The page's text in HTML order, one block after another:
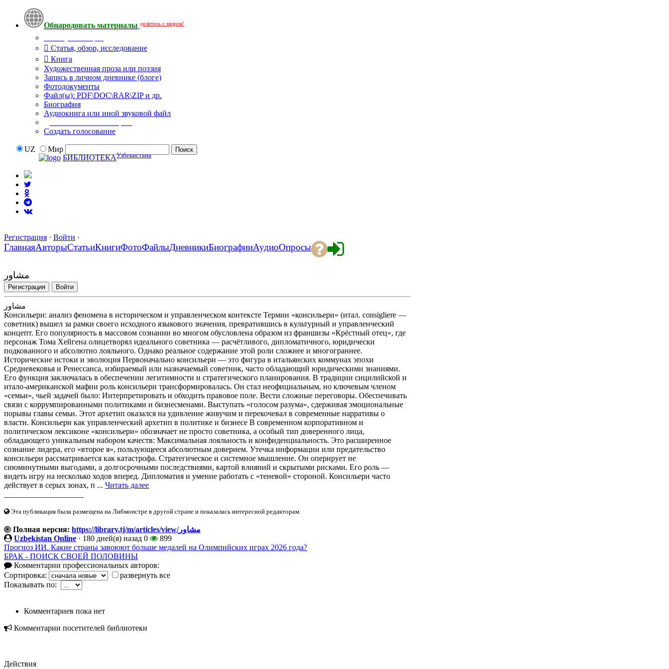
Обнародовать материалы делитесь с миром!
Статья, обзор, исследование
Книга
Художественная проза или поэзия
Запись в личном дневнике (блоге)
Фотодокументы
Файл(ы): PDF\DOC\RAR\ZIP и др.
Биография
Аудиокнига или иной звуковой файл
Создать голосование
UZ
Мир
БИБЛИОТЕКАУзбекистана
Регистрация · Войти ·
ГлавнаяАвторыСтатьиКнигиФотоФайлыДневникиБиографииАудиоОпросы
مشاور
Регистрация Войти
مشاور
Консильери: анализ феномена в историческом и управленческом контексте Термин «консильери» (итал. consigliere —
советник) вышел за рамки своего исходного языкового значения, превратившись в культурный и управленческий
концепт. Его популярность в массовом сознании во многом обусловлена образом из франшизы «Крёстный отец», где
персонаж Тома Хейгена олицетворял идеального советника — расчётливого, дипломатичного, юридически
подкованного и абсолютно лояльного. Однако реальное содержание этой роли сложнее и многограннее.
Исторические истоки и эволюция Первоначально консильери — это фигура в итальянских коммунах эпохи
Средневековья и Ренессанса, избираемый или назначаемый советник, часто обладающий юридическими знаниями.
Его функция заключалась в обеспечении легитимности и стратегического планирования. В традиции сицилийской и
итало-американской мафии роль консильери трансформировалась. Он стал неофициальным, но ключевым членом
«семьи», чьей задачей было: Интерпретировать и обходить правовое поле. Вести сложные переговоры. Обеспечивать
связи с коррумпированными политиками и бизнесменами. Выступать «голосом разума», сдерживая эмоциональные
порывы главы семьи. Этот архетип оказался на удивление живучим и перекочевал в современные нарративы о
власти. Консильери как управленческий архетип в политике и бизнесе В современном корпоративном и
политическом лексиконе «консильери» обозначает не просто советника, а особый тип доверенного лица,
обладающего уникальным набором качеств: Максимальная лояльность и конфиденциальность. Это расширенное
сознание лидера, его «второе я», пользующееся абсолютным доверием. Утечка информации или предательство
консильери рассматривается как катастрофа. Стратегическое и системное мышление. Он оперирует не
сиюминутными выгодами, а долгосрочными последствиями, картой влияний и скрытыми рисками. Его роль —
видеть игру на несколько ходов вперед. Дипломатия и умение работать с «теневой» стороной. Консильери часто
действует в серых зонах, п ... Читать далее
Эта публикация была размещена на Либмонстре в другой стране и показалась интересной редакторам.
Полная версия:
https://library.tj/m/articles/view/مشاور
Uzbekistan Online · 180 дней(я) назад 0
899
Прогноз ИИ. Какие страны завоюют больше медалей на Олимпийских играх 2026 года?
БРАК - ПОИСК СВОЕЙ ПОЛОВИНЫ
Комментарии профессиональных авторов:
Сортировка:
развернуть все
Показывать по:
Комментариев пока нет
Комментарии посетителей библиотеки
Действия